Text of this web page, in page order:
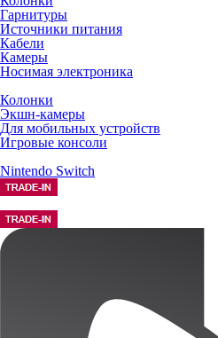
Гарнитуры
Источники питания
Кабели
Камеры
Носимая электроника
Колонки
Экшн-камеры
Для мобильных устройств
Игровые консоли
Nintendo Switch